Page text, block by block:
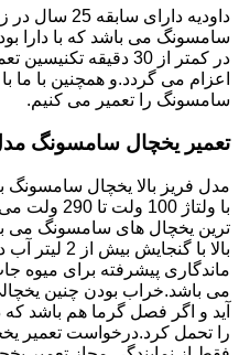
داودیه دارای
سامسونگ می باشد که با دارا
در کمتر از 30 دقیقه
اعزام می گردد.و همچنین با ما
سامسونگ را تعمیر می کنیم.
تعمیر یخچال سامسونگ مدل
مدل فریز بالا یخچال
با ولتاژ
ترین یخچال های سامسونگ می
بالا با
ماندگاری پیشرفته برای میوه
می باشد.خراب بودن چنین
آید و اگر فصل گرما هم باشد
را تحمل کرد.درخواست تعمیر